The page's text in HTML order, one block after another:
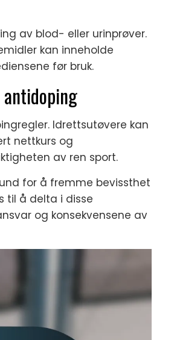
av blod- eller urinprøver.
kan inneholde
før bruk.
Idrettsutøvere kan
nettkurs og
av ren sport.
for å fremme bevissthet
til å delta i disse
og konsekvensene av